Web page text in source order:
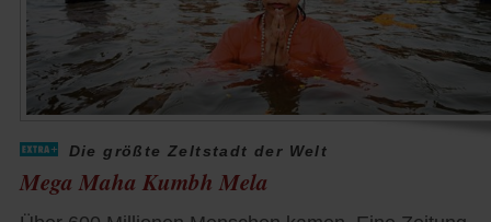
Die größte Zeltstadt der Welt
Mega Maha Kumbh Mela